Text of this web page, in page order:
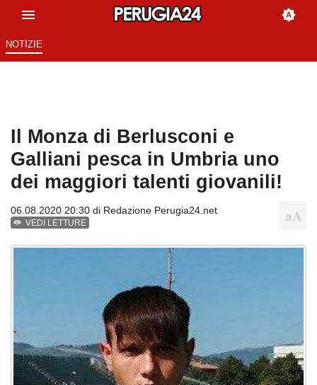
NOTIZIE
Il Monza di Berlusconi e
Galliani pesca in Umbria uno
dei maggiori talenti giovanili!
06.08.2020 20:30 di Redazione Perugia24.net
VEDI LETTURE